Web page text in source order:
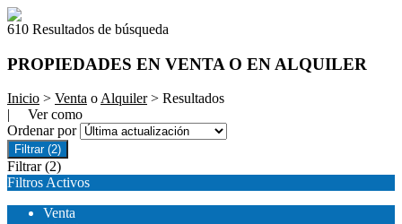
610 Resultados de búsqueda
PROPIEDADES EN VENTA O EN ALQUILER
Inicio > Venta oAlquiler> Resultados
| Ver como
Ordenar por
Filtrar (2)
Filtrar (2)
Filtros Activos
Venta